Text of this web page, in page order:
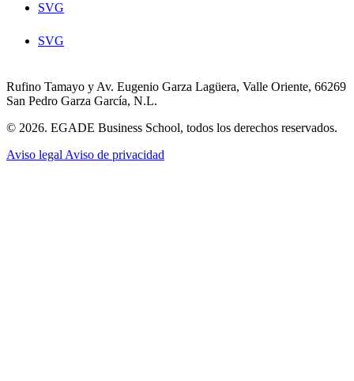
SVG
SVG
Rufino Tamayo y Av. Eugenio Garza Lagüera, Valle Oriente, 66269
San Pedro Garza García, N.L.
© 2026. EGADE Business School, todos los derechos reservados.
Aviso legal Aviso de privacidad